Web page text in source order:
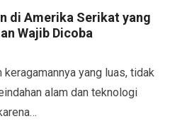
di Amerika Serikat yang
Wajib Dicoba
yang luas, tidak
alam dan teknologi